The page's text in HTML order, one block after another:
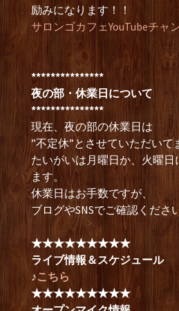
励みになります！！
サロンゴカフェYouTubeチャ
***************
夜の部・休業日について
***************
現在、夜の部の休業日は
”不定休”とさせていただいて
たいがいは月曜日か、火曜日
ます。
休業日はお手数ですが、
ブログやSNSでご確認くださ
★★★★★★★★★
ライブ情報＆スケジュール
♪こちら
★★★★★★★★★